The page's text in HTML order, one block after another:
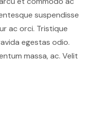
suspendisse
ac orci. Tristique
egestas odio.
massa, ac. Velit